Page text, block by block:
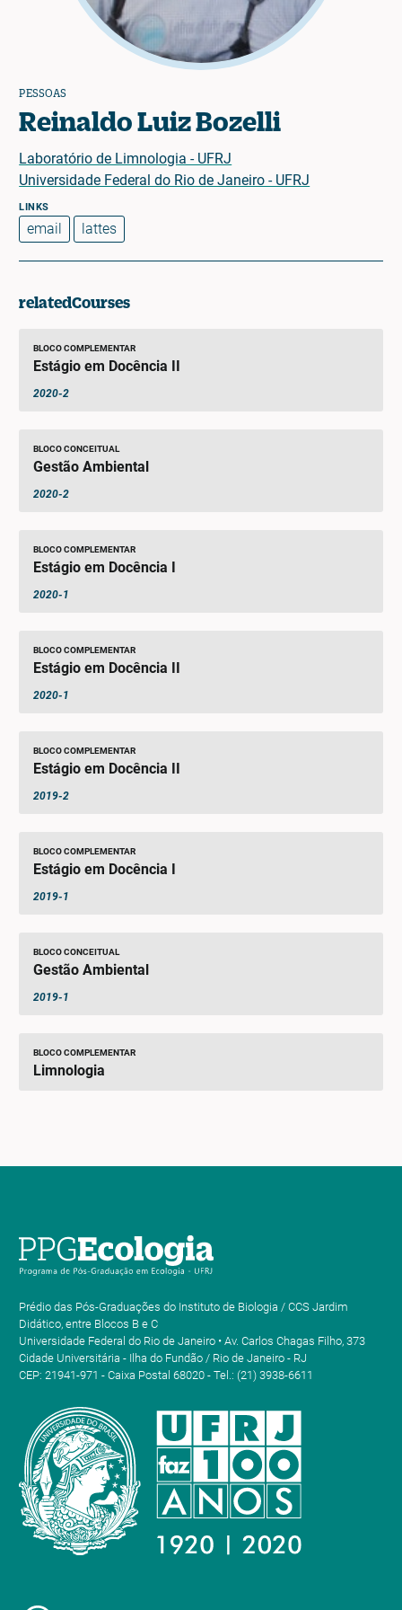
PESSOAS
Reinaldo Luiz Bozelli
Laboratório de Limnologia - UFRJ
Universidade Federal do Rio de Janeiro - UFRJ
email lattes
relatedCourses
BLOCO COMPLEMENTAR
Estágio em Docência II
2020-2
BLOCO CONCEITUAL
Gestão Ambiental
2020-2
BLOCO COMPLEMENTAR
Estágio em Docência I
2020-1
BLOCO COMPLEMENTAR
Estágio em Docência II
2020-1
BLOCO COMPLEMENTAR
Estágio em Docência II
2019-2
BLOCO COMPLEMENTAR
Estágio em Docência I
2019-1
BLOCO CONCEITUAL
Gestão Ambiental
2019-1
BLOCO COMPLEMENTAR
Limnologia
Prédio das Pós-Graduações do Instituto de Biologia / CCS Jardim
Didático, entre Blocos B e C
Universidade Federal do Rio de Janeiro • Av. Carlos Chagas Filho, 373
Cidade Universitária - Ilha do Fundão / Rio de Janeiro - RJ
CEP: 21941-971 - Caixa Postal 68020 - Tel.: (21) 3938-6611